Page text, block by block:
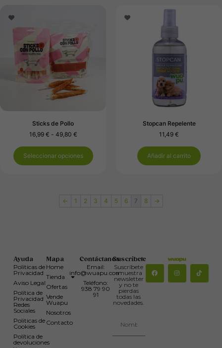
Sticks de Pollo
16,99 € - 49,80 €
Seleccionar opciones
Stopcan Repelente
11,49 €
Añadir al carrito
← 1 2 3 4 5 6 7 8 →
Ayuda
Politicas de
Privacidad
Aviso Legal
Política de
Privacidad
Redes
Sociales
Politicas de
Cookies
Política de
devoluciones
Mapa
Home
Tienda
Ofertas
Vende
Wuapu
Nosotros
Contacto
Contáctanos
Email:
info@wuapu.com
Teléfono:
938 79 90
91
Suscríbete
Suscríbete
a nuestra
newsletter
y no te
pierdas
todas las
novedades.